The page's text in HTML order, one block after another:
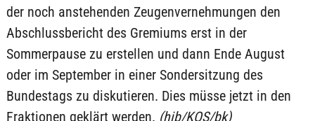
der noch anstehenden Zeugenvernehmungen den
Abschlussbericht des Gremiums erst in der
Sommerpause zu erstellen und dann Ende August
oder im September in einer Sondersitzung des
Bundestags zu diskutieren. Dies müsse jetzt in den
Fraktionen geklärt werden. (hib/KOS/bk)